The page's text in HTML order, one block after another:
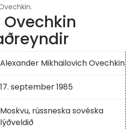
Alexander Mikhailovich Ovechkin
17. september 1985
Moskvu, rússneska sovéska
lýðveldið